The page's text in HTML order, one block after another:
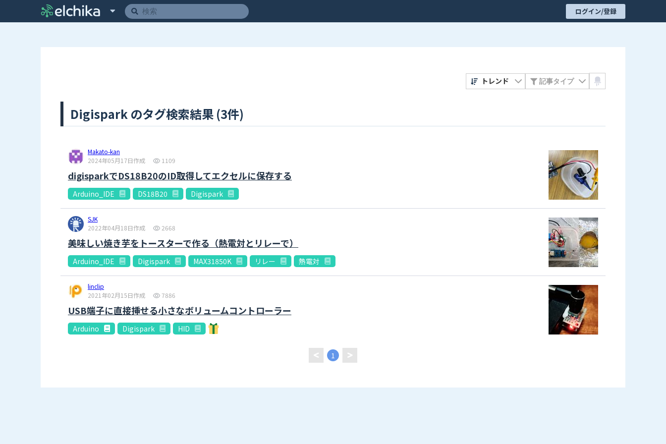
ログイン/登録
Digispark のタグ検索結果 (3件)
トレンド
Makato-kan
2024年05月17日作成
1109
digisparkでDS18B20のID取得してエクセルに保存する
Arduino_IDE DS18B20 Digispark
SJK
2022年04月18日作成
2668
美味しい焼き芋をトースターで作る（熱電対とリレーで）
Arduino_IDE Digispark MAX31850K リレー 熱電対
linclip
2021年02月15日作成
7886
USB端子に直接挿せる小さなボリュームコントローラー
Arduino Digispark HID
1